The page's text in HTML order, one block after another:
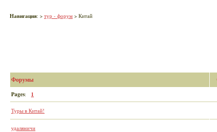
Навигация: > тур - форум > Китай
Форумы
Pages: 1
Туры в Китай!
удаляничи